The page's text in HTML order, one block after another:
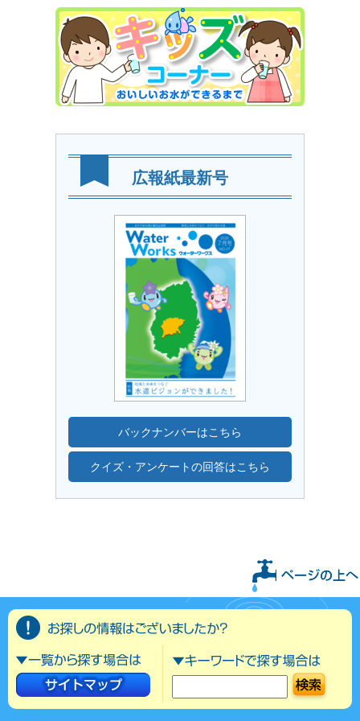
広報紙最新号
バックナンバーはこちら
クイズ・アンケートの回答はこちら